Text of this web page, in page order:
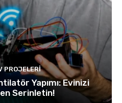
PROJELERI
Yapımı: Evinizi
Serinletin!